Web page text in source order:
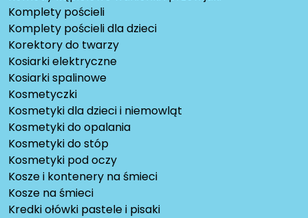
Komplety pościeli
Komplety pościeli dla dzieci
Korektory do twarzy
Kosiarki elektryczne
Kosiarki spalinowe
Kosmetyczki
Kosmetyki dla dzieci i niemowląt
Kosmetyki do opalania
Kosmetyki do stóp
Kosmetyki pod oczy
Kosze i kontenery na śmieci
Kosze na śmieci
Kredki ołówki pastele i pisaki